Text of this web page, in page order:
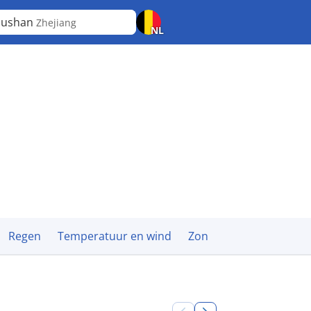
Zhejiang
NL
Regen Temperatuur en wind Zon